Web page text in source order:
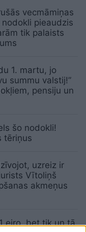
vecmāmiņas
pieaudzis
tik palaists
1. martu, jo
summu valstij!”
pensiju un
šo nodokli!
tēriņus
uzreiz ir
Vītoliņš
akmeņus
eiro, bet tik un tā